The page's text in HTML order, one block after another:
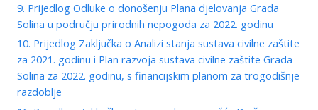
9. Prijedlog Odluke o donošenju Plana djelovanja Grada
Solina u području prirodnih nepogoda za 2022. godinu
10. Prijedlog Zaključka o Analizi stanja sustava civilne zaštite
za 2021. godinu i Plan razvoja sustava civilne zaštite Grada
Solina za 2022. godinu, s financijskim planom za trogodišnje
razdoblje